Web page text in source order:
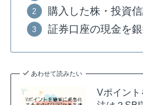
購入した株・投資
証券口座の現金を
あわせて読みたい
Vポイン